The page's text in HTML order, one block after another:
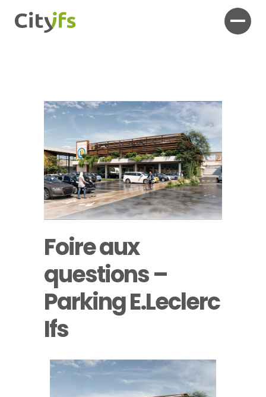
Foire aux
questions –
Parking E.Leclerc
Ifs